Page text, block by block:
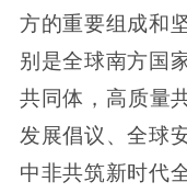
方的重要组成和
别是全球南方国
共同体，高质量
发展倡议、全球
中非共筑新时代